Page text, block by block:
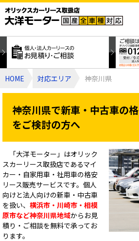
HOME 対応エリア 神奈川県
神奈川県で新車・中古車の
をご検討の方へ
「大洋モーター」はオリック
スカーリース取扱店であるマイ
カー・自家用車・社用車の格安
リース販売サービスです。個人
向けと法人向けの新車・中古車
を扱い、 横浜市・川崎市・相模
原市など神奈川県地域からお見
積り・ご相談を無料で承ってお
ります。